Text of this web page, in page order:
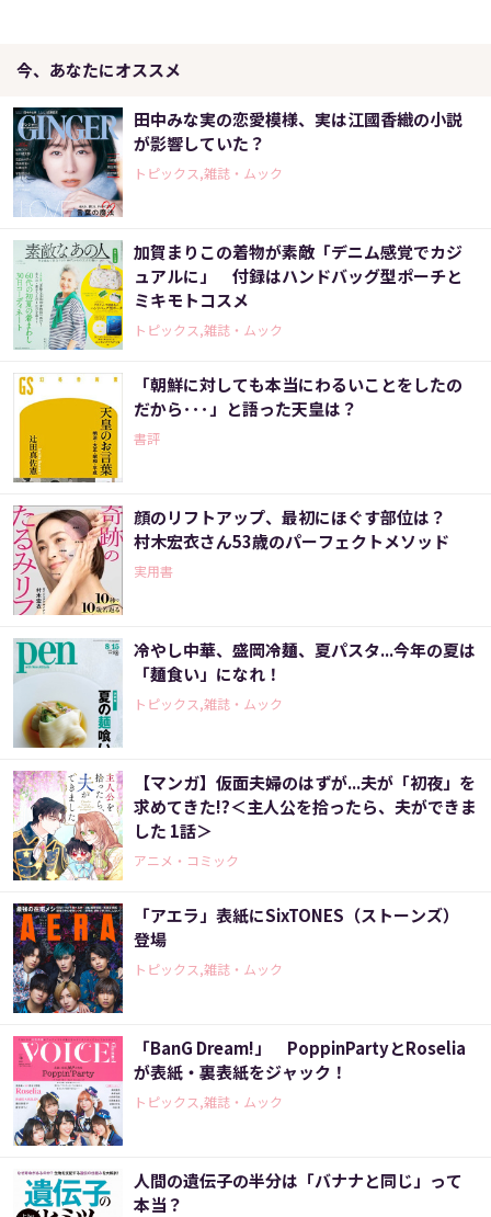
今、あなたにオススメ
田中みな実の恋愛模様、実は江國香織の小説
が影響していた？
トピックス,雑誌・ムック
加賀まりこの着物が素敵「デニム感覚でカジ
ュアルに」 付録はハンドバッグ型ポーチと
ミキモトコスメ
トピックス,雑誌・ムック
「朝鮮に対しても本当にわるいことをしたの
だから･･･」と語った天皇は？
書評
顔のリフトアップ、最初にほぐす部位は？
村木宏衣さん53歳のパーフェクトメソッド
実用書
冷やし中華、盛岡冷麺、夏パスタ...今年の夏は
「麺食い」になれ！
トピックス,雑誌・ムック
【マンガ】仮面夫婦のはずが...夫が「初夜」を
求めてきた!?＜主人公を拾ったら、夫ができま
した 1話＞
アニメ・コミック
「アエラ」表紙にSixTONES（ストーンズ）
登場
トピックス,雑誌・ムック
「BanG Dream!」 PoppinPartyとRoselia
が表紙・裏表紙をジャック！
トピックス,雑誌・ムック
人間の遺伝子の半分は「バナナと同じ」って
本当？